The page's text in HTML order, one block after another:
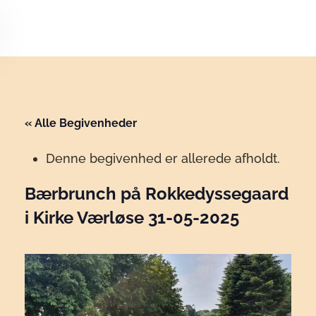
« Alle Begivenheder
Denne begivenhed er allerede afholdt.
Bærbrunch på Rokkedyssegaard
i Kirke Værløse 31-05-2025